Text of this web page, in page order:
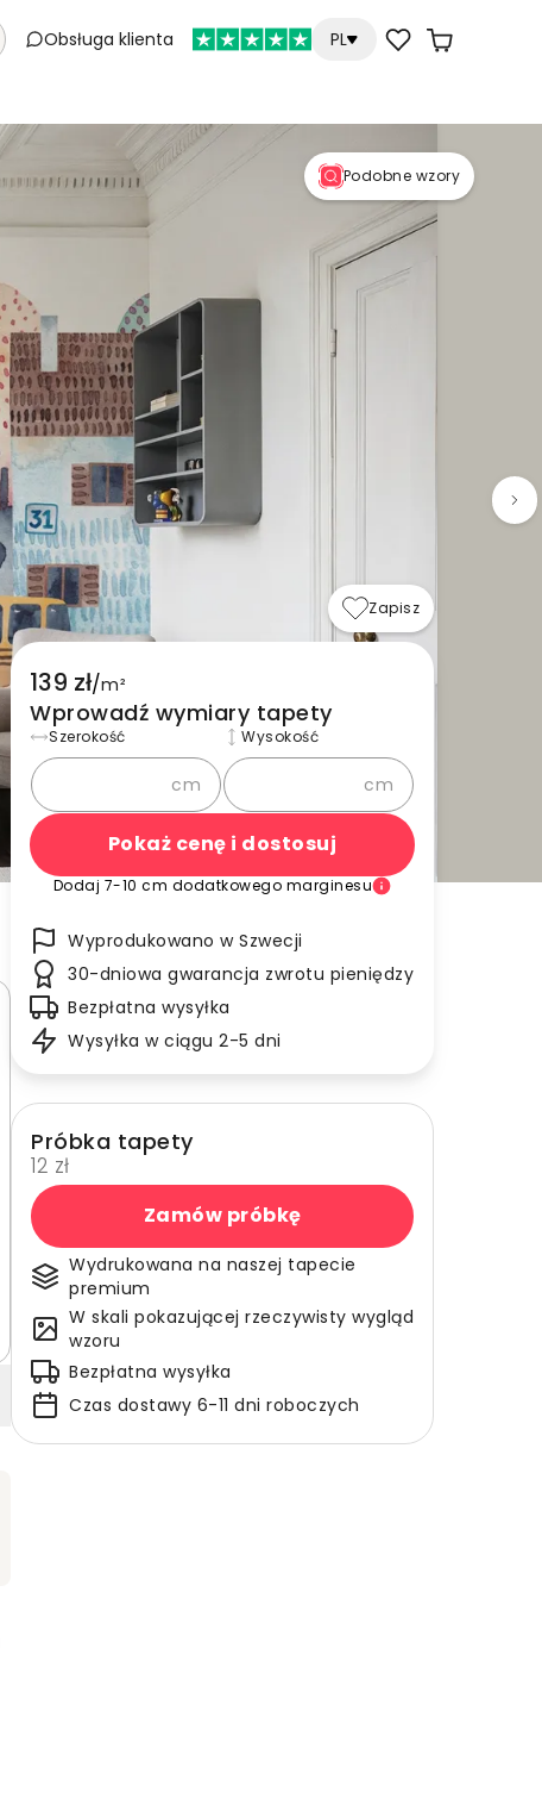
Obsługa klienta PL
Podobne wzory
Zapisz
139 zł/m²
Wprowadź wymiary tapety
Szerokość
cm
Wysokość
cm
Pokaż cenę i dostosuj
Dodaj 7-10 cm dodatkowego marginesu
Wyprodukowano w Szwecji
30-dniowa gwarancja zwrotu pieniędzy
Bezpłatna wysyłka
Wysyłka w ciągu 2-5 dni
Próbka tapety
12 zł
Zamów próbkę
Wydrukowana na naszej tapecie
premium
W skali pokazującej rzeczywisty wygląd
wzoru
Bezpłatna wysyłka
Czas dostawy 6-11 dni roboczych